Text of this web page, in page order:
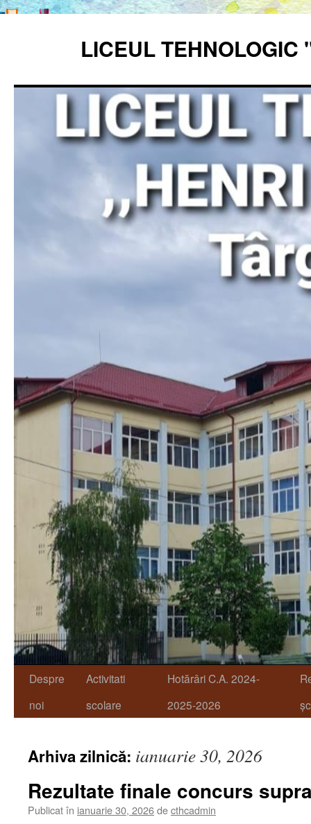
LICEUL
Despre
noi
Activitati
scolare
Hotărâri C.A. 2024-
2025-2026
Arhiva zilnică: ianuarie 30, 2026
Rezultate finale concurs
Publicat în ianuarie 30, 2026decthcadmin